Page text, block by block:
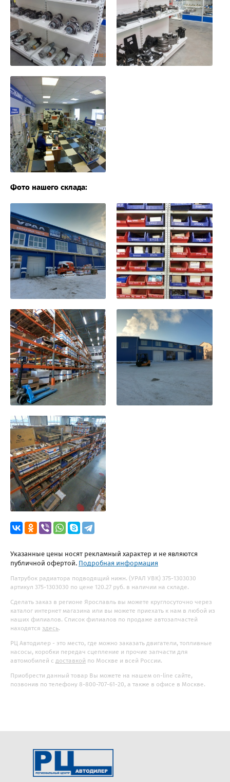
Фото нашего склада:
Указанные цены носят рекламный характер и не являются
публичной офертой. Подробная информация
Патрубок радиатора подводящий нижн. (УРАЛ УВК) 375-1303030
артикул 375-1303030 по цене 120.27 руб. в наличии на складе.
Сделать заказ в регионе Ярославль вы можете круглосуточно через
каталог интернет магазина или вы можете приехать к нам в любой из
наших филиалов. Список филиалов по продаже автозапчастей
находятся здесь.
РЦ Автодилер - это место, где можно заказать двигатели, топливные
насосы, коробки передач сцепление и прочие запчасти для
автомобилей с доставкой по Москве и всей России.
Приобрести данный товар Вы можете на нашем on-line сайте,
позвонив по телефону 8-800-707-61-20, а также в офисе в Москве.